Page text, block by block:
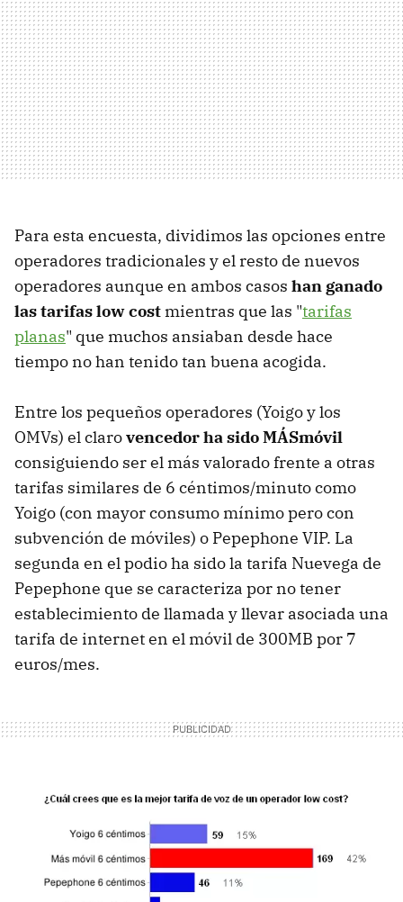
Para esta encuesta, dividimos las opciones entre
operadores tradicionales y el resto de nuevos
operadores aunque en ambos casos han ganado
las tarifas low cost mientras que las "tarifas
planas" que muchos ansiaban desde hace
tiempo no han tenido tan buena acogida.
Entre los pequeños operadores (Yoigo y los
OMVs) el clarovencedor ha sido MÁSmóvil
consiguiendo ser el más valorado frente a otras
tarifas similares de 6 céntimos/minuto como
Yoigo (con mayor consumo mínimo pero con
subvención de móviles) o Pepephone VIP. La
segunda en el podio ha sido la tarifa Nuevega de
Pepephone que se caracteriza por no tener
establecimiento de llamada y llevar asociada una
tarifa de internet en el móvil de 300MB por 7
euros/mes.